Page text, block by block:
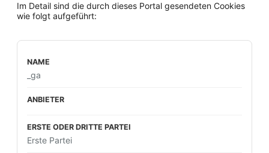
Im Detail sind die durch dieses Portal gesendeten Cookies
wie folgt aufgeführt:
_ga
Erste Partei